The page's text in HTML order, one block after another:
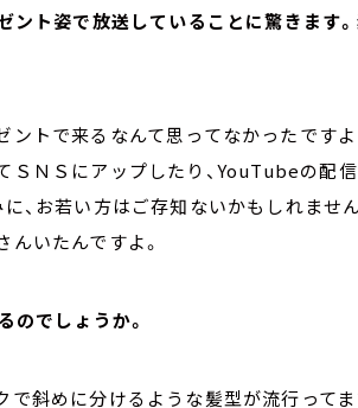
ント姿で放送していることに驚きます
トで来るなんて思ってなかったですよ
ＳＮＳにアップしたり、YouTubeの配
、お若い方はご存知ないかもしれませ
いたんですよ。
のでしょうか。
斜めに分けるような髪型が流行ってま